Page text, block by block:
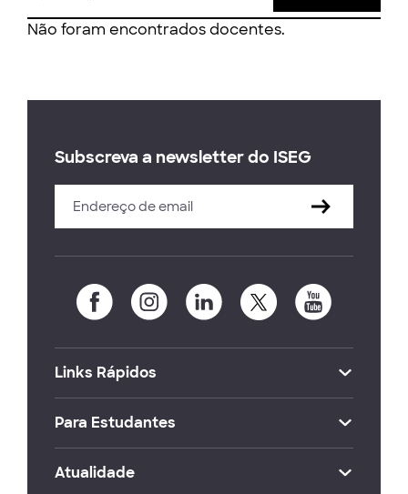
Não foram encontrados docentes.
Subscreva a newsletter do ISEG
Links Rápidos
Para Estudantes
Atualidade